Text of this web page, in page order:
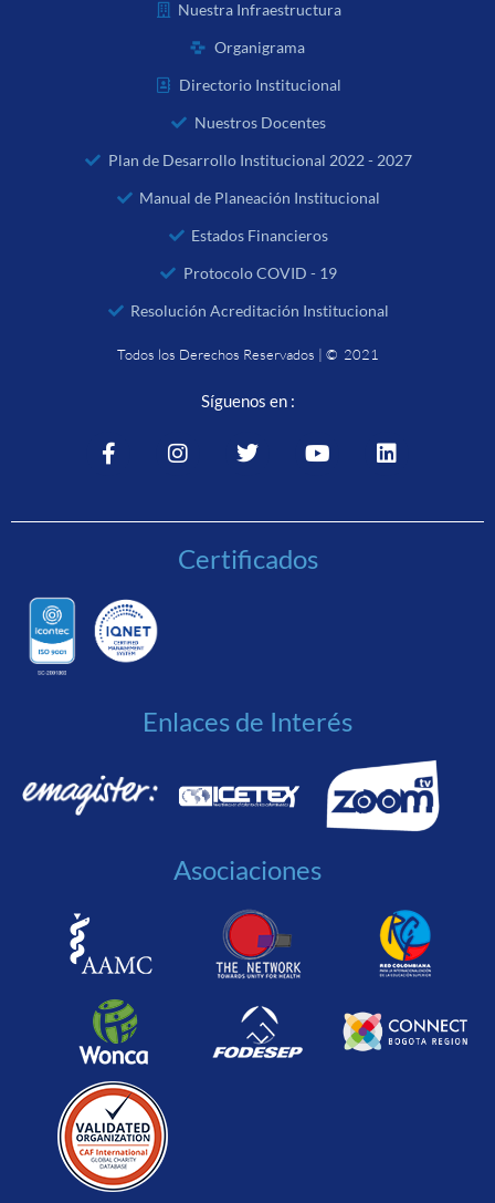
Nuestra Infraestructura
Organigrama
Directorio Institucional
Nuestros Docentes
Plan de Desarrollo Institucional 2022 - 2027
Manual de Planeación Institucional
Estados Financieros
Protocolo COVID - 19
Resolución Acreditación Institucional
Todos los Derechos Reservados | © 2021
Síguenos en :
Certificados
Enlaces de Interés
Asociaciones